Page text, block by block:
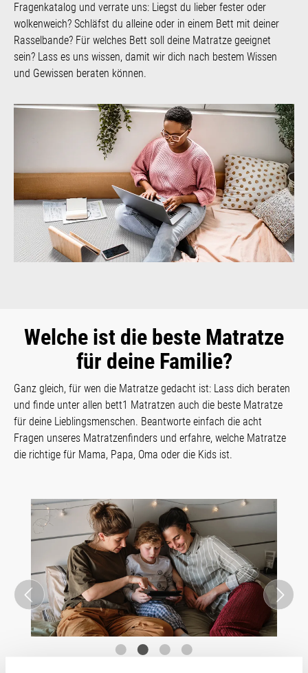
Fragenkatalog und verrate uns: Liegst du lieber fester oder
wolkenweich? Schläfst du alleine oder in einem Bett mit deiner
Rasselbande? Für welches Bett soll deine Matratze geeignet
sein? Lass es uns wissen, damit wir dich nach bestem Wissen
und Gewissen beraten können.
Welche ist die beste Matratze
für deine Familie?
Ganz gleich, für wen die Matratze gedacht ist: Lass dich beraten
und finde unter allen bett1 Matratzen auch die beste Matratze
für deine Lieblingsmenschen. Beantworte einfach die acht
Fragen unseres Matratzenfinders und erfahre, welche Matratze
die richtige für Mama, Papa, Oma oder die Kids ist.
Bildergalerie überspringen